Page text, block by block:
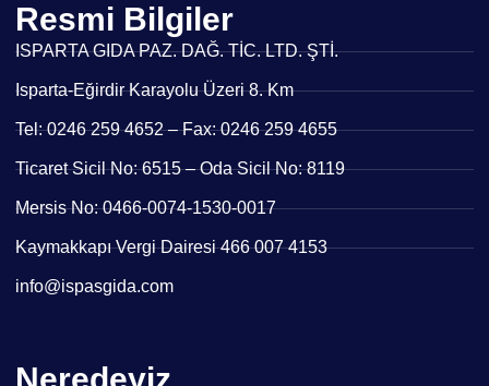
Resmi Bilgiler
ISPARTA GIDA PAZ. DAĞ. TİC. LTD. ŞTİ.
Isparta-Eğirdir Karayolu Üzeri 8. Km
Tel: 0246 259 4652 – Fax: 0246 259 4655
Ticaret Sicil No: 6515 – Oda Sicil No: 8119
Mersis No: 0466-0074-1530-0017
Kaymakkapı Vergi Dairesi 466 007 4153
info@ispasgida.com